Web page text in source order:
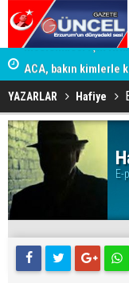
ACA, bakın kimlerle
YAZARLAR Hafiye
E-